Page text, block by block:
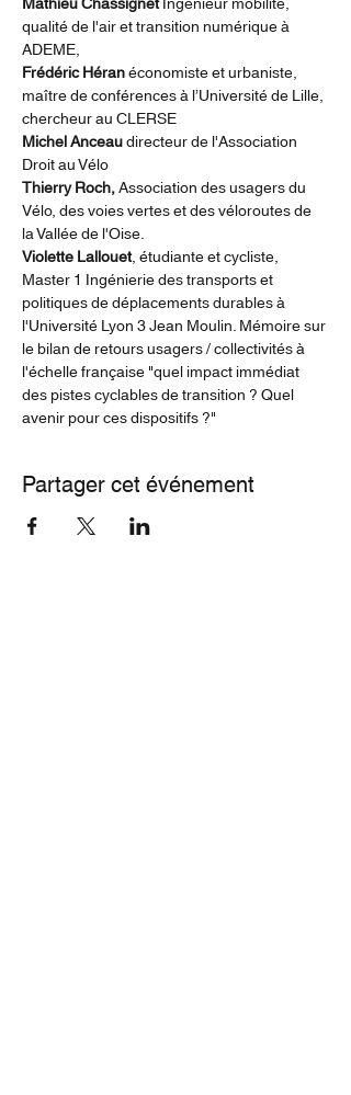
qualité de l'air et transition numérique à
ADEME,
Frédéric Héran économiste et urbaniste,
maître de conférences à l’Université de Lille,
chercheur au CLERSE
Michel Anceau directeur de l'Association
Droit au Vélo
Thierry Roch, Association des usagers du
Vélo, des voies vertes et des véloroutes de
la Vallée de l'Oise.
Violette Lallouet, étudiante et cycliste,
Master 1 Ingénierie des transports et
politiques de déplacements durables à
l'Université Lyon 3 Jean Moulin. Mémoire sur
le bilan de retours usagers / collectivités à
l'échelle française "quel impact immédiat
des pistes cyclables de transition ? Quel
avenir pour ces dispositifs ?"
Partager cet événement